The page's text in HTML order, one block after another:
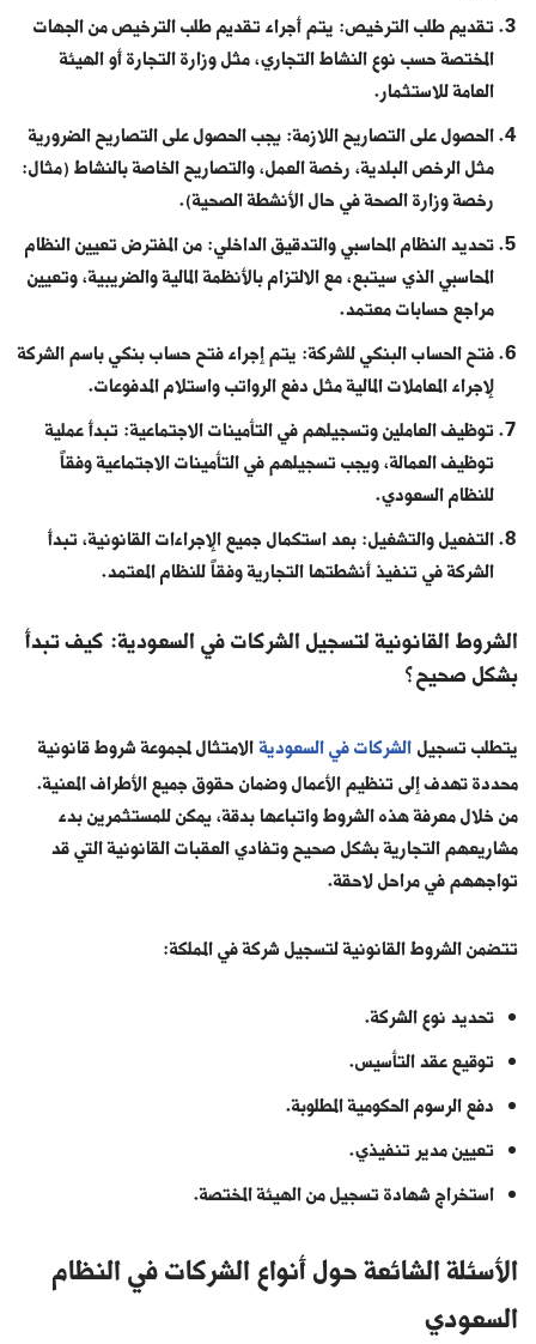
تقديم طلب الترخيص: يتم أجراء تقديم طلب الترخيص من الجهات
المختصة حسب نوع النشاط التجاري، مثل وزارة التجارة أو الهيئة
العامة للاستثمار.
الحصول على التصاريح اللازمة: يجب الحصول على التصاريح الضرورية
مثل الرخص البلدية، رخصة العمل، والتصاريح الخاصة بالنشاط (مثال:
رخصة وزارة الصحة في حال الأنشطة الصحية).
تحديد النظام المحاسبي والتدقيق الداخلي: من المفترض تعيين النظام
المحاسبي الذي سيتبع، مع الالتزام بالأنظمة المالية والضريبية، وتعيين
مراجع حسابات معتمد.
فتح الحساب البنكي للشركة: يتم إجراء فتح حساب بنكي باسم الشركة
لإجراء المعاملات المالية مثل دفع الرواتب واستلام المدفوعات.
توظيف العاملين وتسجيلهم في التأمينات الاجتماعية: تبدأ عملية
توظيف العمالة، ويجب تسجيلهم في التأمينات الاجتماعية وفقاً
للنظام السعودي.
التفعيل والتشغيل: بعد استكمال جميع الإجراءات القانونية، تبدأ
الشركة في تنفيذ أنشطتها التجارية وفقاً للنظام المعتمد.
الشروط القانونية لتسجيل الشركات في السعودية: كيف تبدأ
بشكل صحيح؟
يتطلب تسجيلالشركات في السعوديةالامتثال لمجموعة شروط قانونية
محددة تهدف إلى تنظيم الأعمال وضمان حقوق جميع الأطراف المعنية.
من خلال معرفة هذه الشروط واتباعها بدقة، يمكن للمستثمرين بدء
مشاريعهم التجارية بشكل صحيح وتفادي العقبات القانونية التي قد
تواجههم في مراحل لاحقة.
تتضمن الشروط القانونية لتسجيل شركة في المملكة:
تحديد نوع الشركة.
توقيع عقد التأسيس.
دفع الرسوم الحكومية المطلوبة.
تعيين مدير تنفيذي.
استخراج شهادة تسجيل من الهيئة المختصة.
الأسئلة الشائعة حول أنواع الشركات في النظام
السعودي